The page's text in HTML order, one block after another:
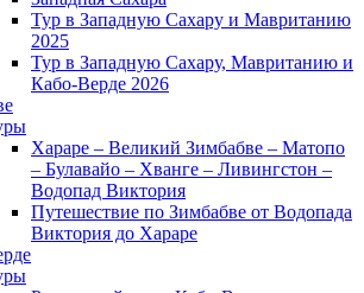
Тур в Западную Сахару и Мавританию
2025
Тур в Западную Сахару, Мавританию и
Кабо-Верде 2026
Хараре – Великий Зимбабве – Матопо
– Булавайо – Хванге – Ливингстон –
Водопад Виктория
Путешествие по Зимбабве от Водопада
Виктория до Хараре